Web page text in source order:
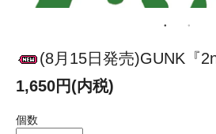
(8月15日発売)GUNK『
1,650円(内税)
個数